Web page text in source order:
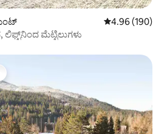
5 ರಲ್ಲಿ 4.96
4.96 (190)
ಲಿಫ್ಟ್‌ನಿಂದ ಮೆಟ್ಟಿಲುಗಳು